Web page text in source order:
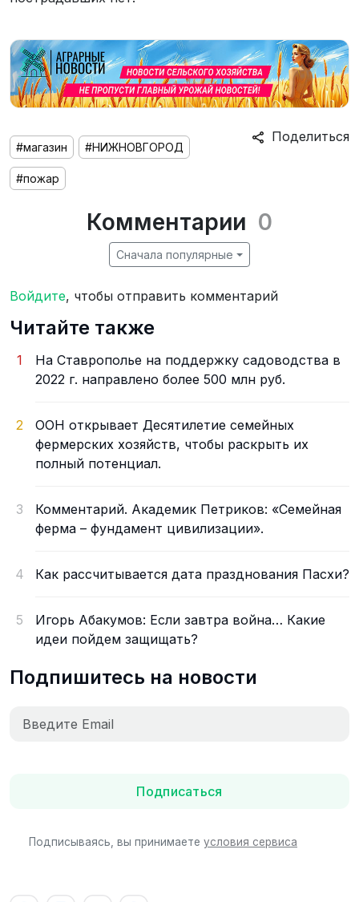
Поделиться
#магазин #НИЖНОВГОРОД
#пожар
Комментарии 0
Сначала популярные
Войдите, чтобы отправить комментарий
Читайте также
1
На Ставрополье на поддержку садоводства в
2022 г. направлено более 500 млн руб.
2
ООН открывает Десятилетие семейных
фермерских хозяйств, чтобы раскрыть их
полный потенциал.
3
Комментарий. Академик Петриков: «Семейная
ферма – фундамент цивилизации».
4 Как рассчитывается дата празднования Пасхи?
5
Игорь Абакумов: Если завтра война… Какие
идеи пойдем защищать?
Подпишитесь на новости
Подписаться
Подписываясь, вы принимаете условия сервиса